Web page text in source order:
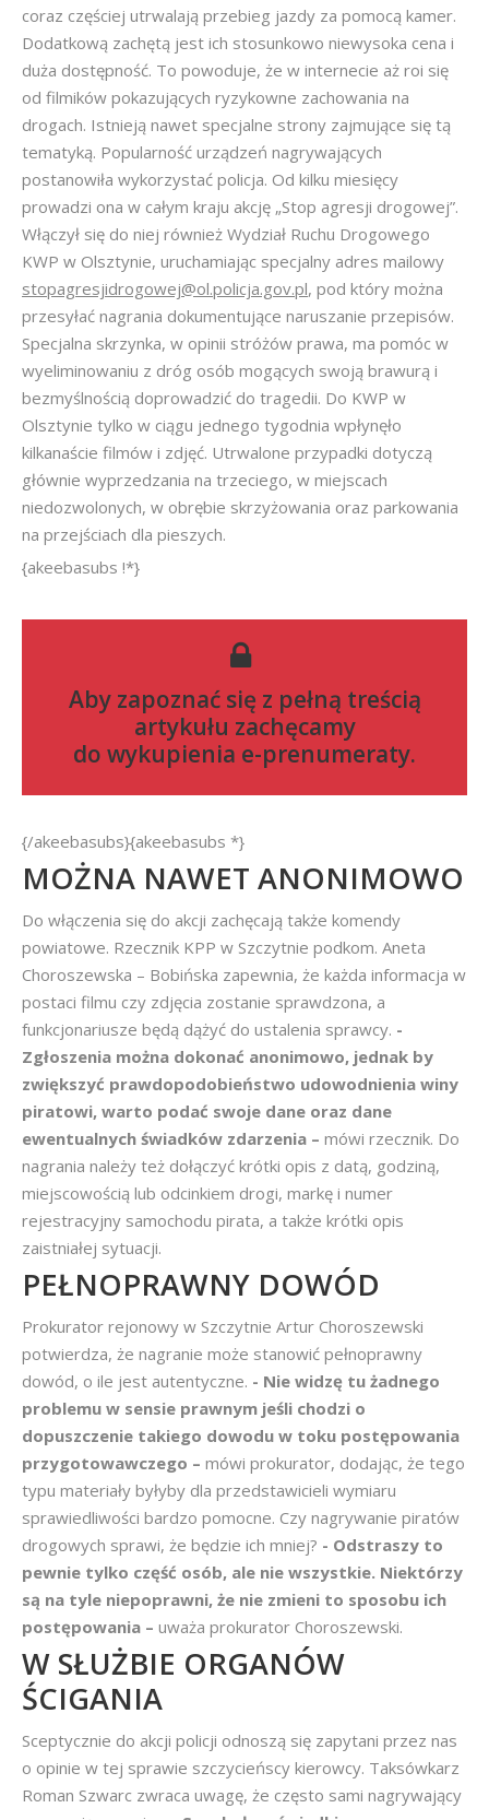
coraz częściej utrwalają przebieg jazdy za pomocą kamer.
Dodatkową zachętą jest ich stosunkowo niewysoka cena i
duża dostępność. To powoduje, że w internecie aż roi się
od filmików pokazujących ryzykowne zachowania na
drogach. Istnieją nawet specjalne strony zajmujące się tą
tematyką. Popularność urządzeń nagrywających
postanowiła wykorzystać policja. Od kilku miesięcy
prowadzi ona w całym kraju akcję „Stop agresji drogowej”.
Włączył się do niej również Wydział Ruchu Drogowego
KWP w Olsztynie, uruchamiając specjalny adres mailowy
stopagresjidrogowej@ol.policja.gov.pl, pod który można
przesyłać nagrania dokumentujące naruszanie przepisów.
Specjalna skrzynka, w opinii stróżów prawa, ma pomóc w
wyeliminowaniu z dróg osób mogących swoją brawurą i
bezmyślnością doprowadzić do tragedii. Do KWP w
Olsztynie tylko w ciągu jednego tygodnia wpłynęło
kilkanaście filmów i zdjęć. Utrwalone przypadki dotyczą
głównie wyprzedzania na trzeciego, w miejscach
niedozwolonych, w obrębie skrzyżowania oraz parkowania
na przejściach dla pieszych.
{akeebasubs !*}
Aby zapoznać się z pełną treścią
artykułu zachęcamy
do wykupienia e-prenumeraty.
{/akeebasubs}{akeebasubs *}
MOŻNA NAWET ANONIMOWO
Do włączenia się do akcji zachęcają także komendy
powiatowe. Rzecznik KPP w Szczytnie podkom. Aneta
Choroszewska – Bobińska zapewnia, że każda informacja w
postaci filmu czy zdjęcia zostanie sprawdzona, a
funkcjonariusze będą dążyć do ustalenia sprawcy. -
Zgłoszenia można dokonać anonimowo, jednak by
zwiększyć prawdopodobieństwo udowodnienia winy
piratowi, warto podać swoje dane oraz dane
ewentualnych świadków zdarzenia – mówi rzecznik. Do
nagrania należy też dołączyć krótki opis z datą, godziną,
miejscowością lub odcinkiem drogi, markę i numer
rejestracyjny samochodu pirata, a także krótki opis
zaistniałej sytuacji.
PEŁNOPRAWNY DOWÓD
Prokurator rejonowy w Szczytnie Artur Choroszewski
potwierdza, że nagranie może stanowić pełnoprawny
dowód, o ile jest autentyczne. - Nie widzę tu żadnego
problemu w sensie prawnym jeśli chodzi o
dopuszczenie takiego dowodu w toku postępowania
przygotowawczego – mówi prokurator, dodając, że tego
typu materiały byłyby dla przedstawicieli wymiaru
sprawiedliwości bardzo pomocne. Czy nagrywanie piratów
drogowych sprawi, że będzie ich mniej? - Odstraszy to
pewnie tylko część osób, ale nie wszystkie. Niektórzy
są na tyle niepoprawni, że nie zmieni to sposobu ich
postępowania – uważa prokurator Choroszewski.
W SŁUŻBIE ORGANÓW
ŚCIGANIA
Sceptycznie do akcji policji odnoszą się zapytani przez nas
o opinie w tej sprawie szczycieńscy kierowcy. Taksówkarz
Roman Szwarc zwraca uwagę, że często sami nagrywający